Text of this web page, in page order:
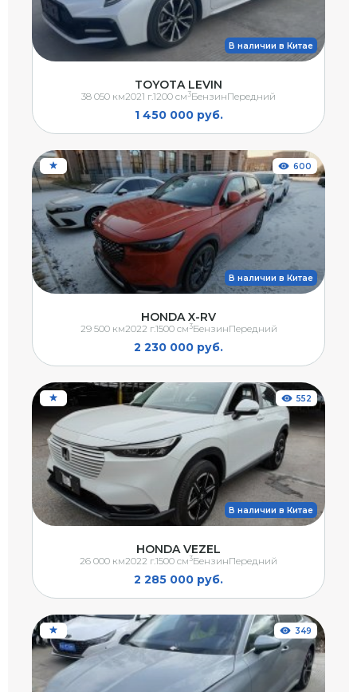
В наличии в Китае
TOYOTA LEVIN
1 450 000 руб.
38 050 км2021 г.1200 см3БензинПередний
В наличии в Китае
600
HONDA X-RV
2 230 000 руб.
29 500 км2022 г.1500 см3БензинПередний
В наличии в Китае
552
HONDA VEZEL
2 285 000 руб.
26 000 км2022 г.1500 см3БензинПередний
349